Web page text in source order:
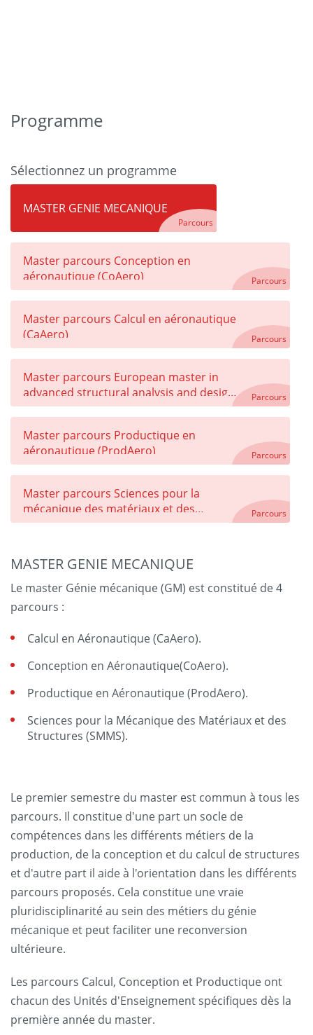
Programme
Sélectionnez un programme
MASTER GENIE MECANIQUE
Parcours
Master parcours Conception en
aéronautique (CoAero)
Parcours
Master parcours Calcul en aéronautique
(CaAero)
Parcours
Master parcours European master in
advanced structural analysis and design
using composite materials (FRP++)
Parcours
Master parcours Productique en
aéronautique (ProdAero)
Parcours
Master parcours Sciences pour la
mécanique des matériaux et des
structures (SMMS)
Parcours
MASTER GENIE MECANIQUE
Le master Génie mécanique (GM) est constitué de 4
parcours :
Calcul en Aéronautique (CaAero).
Conception en Aéronautique(CoAero).
Productique en Aéronautique (ProdAero).
Sciences pour la Mécanique des Matériaux et des
Structures (SMMS).
Le premier semestre du master est commun à tous les
parcours. Il constitue d'une part un socle de
compétences dans les différents métiers de la
production, de la conception et du calcul de structures
et d'autre part il aide à l'orientation dans les différents
parcours proposés. Cela constitue une vraie
pluridisciplinarité au sein des métiers du génie
mécanique et peut faciliter une reconversion
ultérieure.
Les parcours Calcul, Conception et Productique ont
chacun des Unités d'Enseignement spécifiques dès la
première année du master.